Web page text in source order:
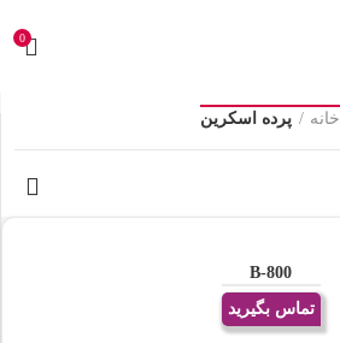
0
خانه پرده اسکرین
B-800
تماس بگیرید